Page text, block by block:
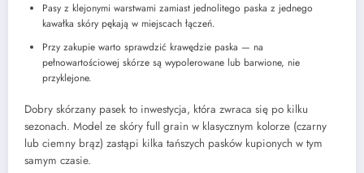
Pasy z klejonymi warstwami zamiast jednolitego paska z jednego
kawałka skóry pękają w miejscach łączeń.
Przy zakupie warto sprawdzić krawędzie paska — na
pełnowartościowej skórze są wypolerowane lub barwione, nie
przyklejone.
Dobry skórzany pasek to inwestycja, która zwraca się po kilku
sezonach. Model ze skóry full grain w klasycznym kolorze (czarny
lub ciemny brąz) zastąpi kilka tańszych pasków kupionych w tym
samym czasie.